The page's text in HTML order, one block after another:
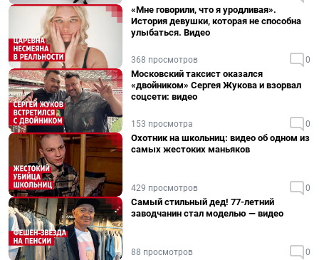
«Мне говорили, что я уродливая».
История девушки, которая не способна
улыбаться. Видео
368 просмотров 0
Московский таксист оказался
«двойником» Сергея Жукова и взорвал
соцсети: видео
153 просмотра 0
Охотник на школьниц: видео об одном из
самых жестоких маньяков
429 просмотров 0
Самый стильный дед! 77-летний
заводчанин стал моделью — видео
88 просмотров 0